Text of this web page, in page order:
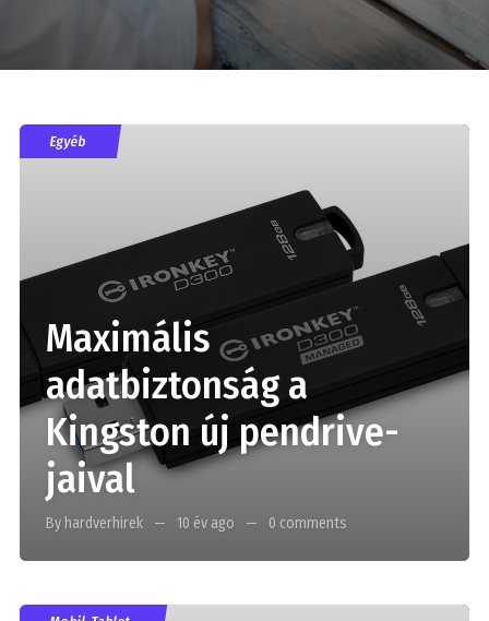
Egyéb
Maximális
adatbiztonság a
Kingston új pendrive-
jaival
By hardverhirek 10 év ago 0 comments